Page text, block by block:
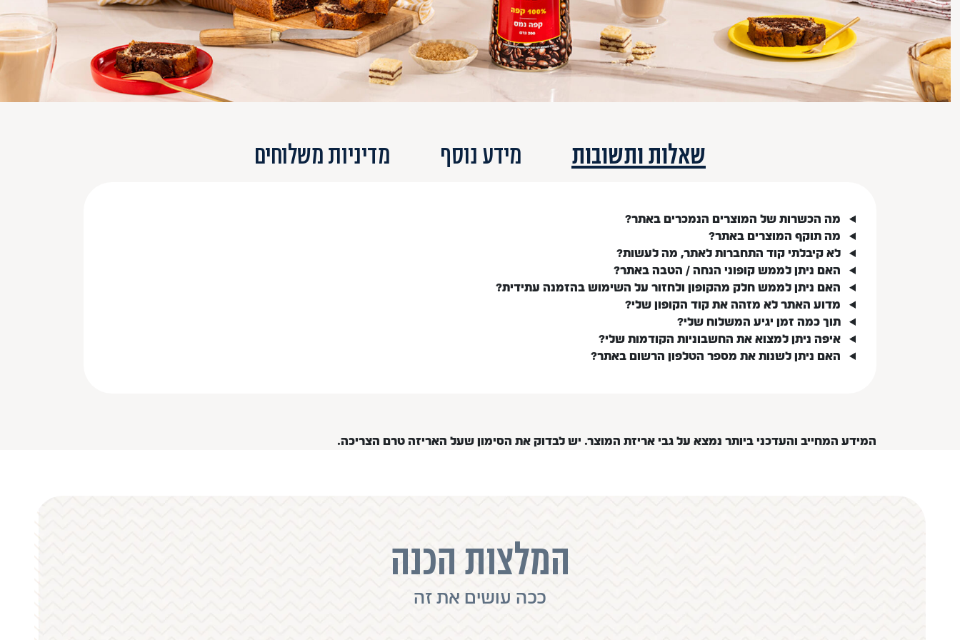
שאלות ותשובות מידע נוסף מדיניות משלוחים
מה הכשרות של המוצרים הנמכרים באתר?
מה תוקף המוצרים באתר?
לא קיבלתי קוד התחברות לאתר, מה לעשות?
האם ניתן לממש קופוני הנחה / הטבה באתר?
האם ניתן לממש חלק מהקופון ולחזור על השימוש בהזמנה עתידית?
מדוע האתר לא מזהה את קוד הקופון שלי?
תוך כמה זמן יגיע המשלוח שלי?
איפה ניתן למצוא את החשבוניות הקודמות שלי?
האם ניתן לשנות את מספר הטלפון הרשום באתר?
המידע המחייב והעדכני ביותר נמצא על גבי אריזת המוצר. יש לבדוק את הסימון שעל האריזה טרם הצריכה.
המלצות הכנה
ככה עושים את זה